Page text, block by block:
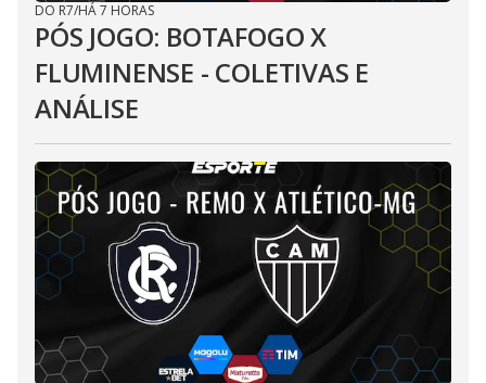
DO R7/HÁ 7 HORAS
PÓS JOGO: BOTAFOGO X
FLUMINENSE - COLETIVAS E
ANÁLISE